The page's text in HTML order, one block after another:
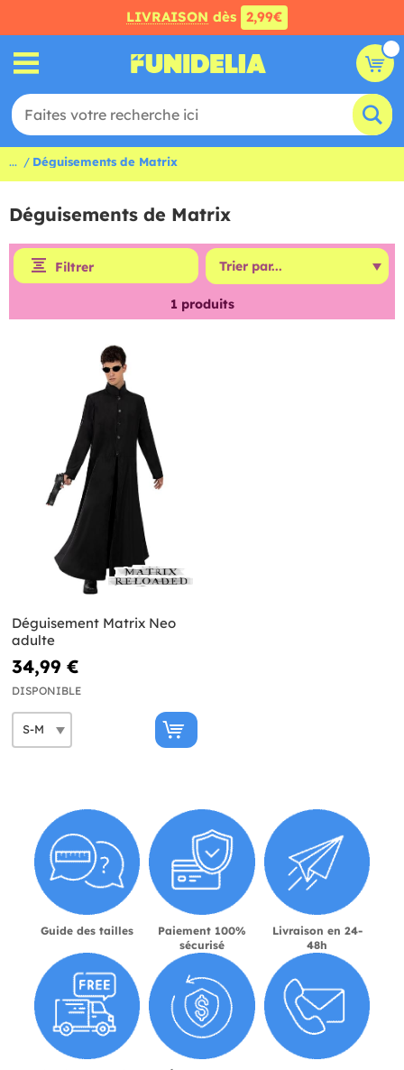
LIVRAISON dès 2,99€
... Déguisements de Matrix
Déguisements de Matrix
Filtrer
1 produits
Déguisement Matrix Neo
adulte
34,99 €
DISPONIBLE
Guide des tailles
Paiement 100%
sécurisé
Livraison en 24-
48h